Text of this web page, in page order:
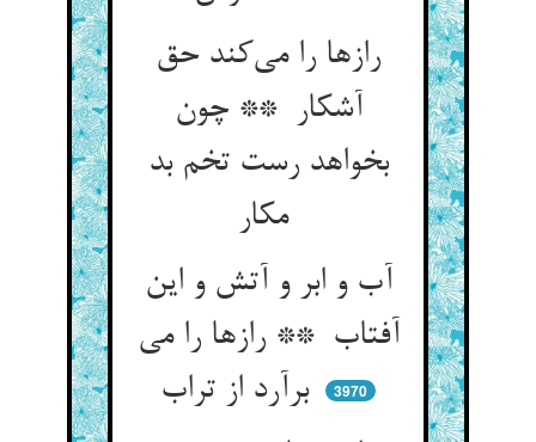
رازها را می‌کند حق
آشکار ** چون
بخواهد رست تخم بد
مکار
آب و ابر و آتش و این
آفتاب ** رازها را می
برآرد از تراب
3970